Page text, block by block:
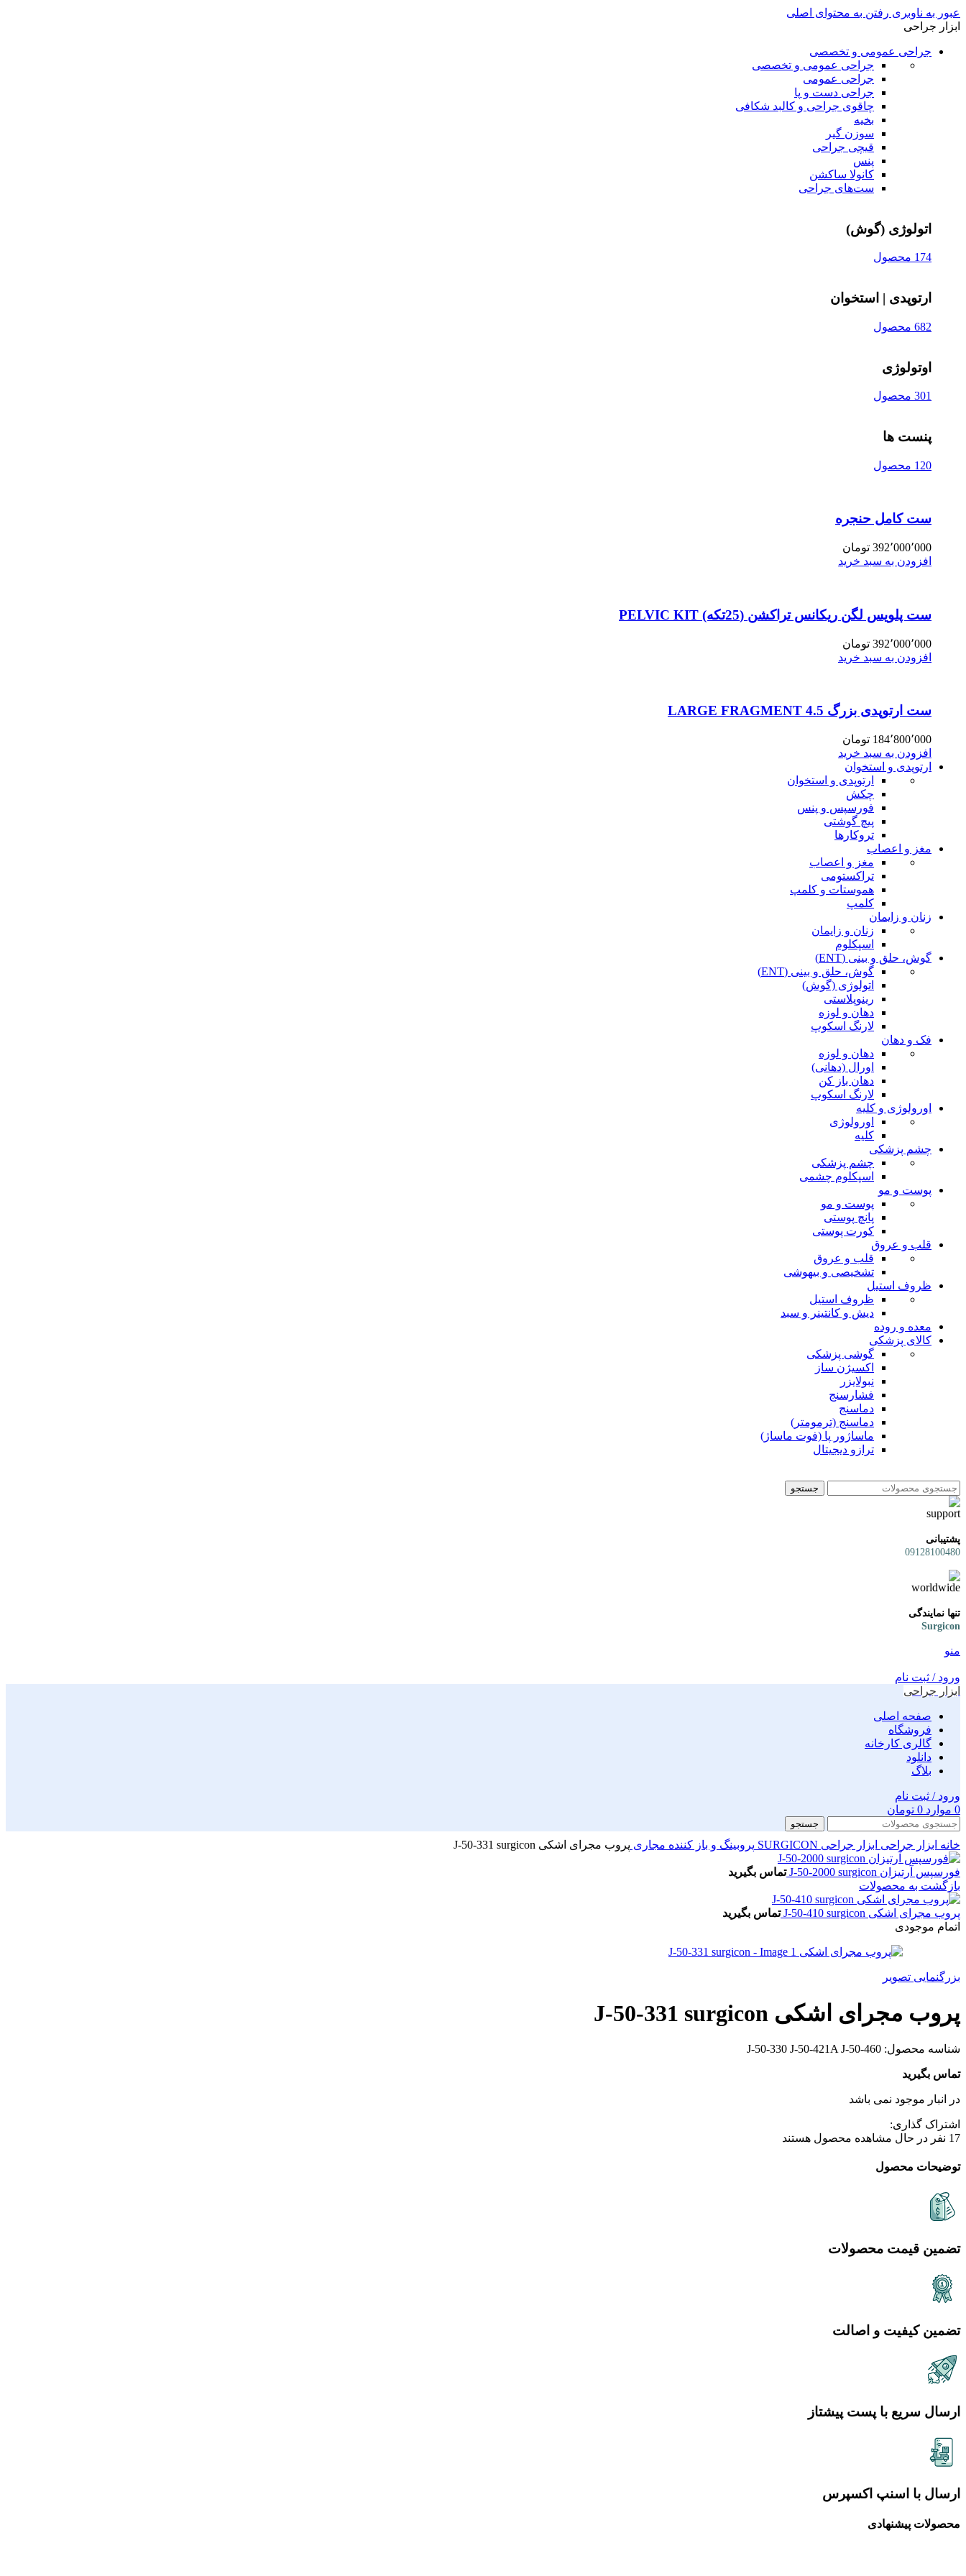
عبور به ناوبری رفتن به محتوای اصلی
ابزار جراحی
جراحی عمومی و تخصصی
جراحی عمومی و تخصصی
جراحی عمومی
جراحی دست و پا
چاقوی جراحی و کالبد شکافی
بخیه
سوزن‌ گیر
قیچی‌ جراحی
پنس
کانولا ساکشن
ست‌های جراحی
اتولوژی (گوش)
174 محصول
ارتوپدی | استخوان
682 محصول
اوتولوژی
301 محصول
پنست ها
120 محصول
ست کامل حنجره
392٬000٬000 تومان
افزودن به سبد خرید
ست پلویس لگن ریکانس تراکشن (25تکه) PELVIC KIT
392٬000٬000 تومان
افزودن به سبد خرید
ست ارتوپدی بزرگ 4.5 LARGE FRAGMENT
184٬800٬000 تومان
افزودن به سبد خرید
ارتوپدی و استخوان
ارتوپدی و استخوان
چکش
فورسپس و پنس
پیچ گوشتی
تروکارها
مغز و اعصاب
مغز و اعصاب
تراکستومی
هموستات و کلمپ
کلمپ
زنان و زایمان
زنان و زایمان
اسپکلوم
گوش، حلق و بینی (ENT)
گوش، حلق و بینی (ENT)
اتولوژی (گوش)
رینوپلاستی
دهان و لوزه
لارنگ اسکوپ
فک و دهان
دهان و لوزه
اورال (دهانی)
دهان باز کن
لارنگ اسکوپ
اورولوژی و کلیه
اورولوژی
کلیه
چشم پزشکی
چشم پزشکی
اسپکلوم چشمی
پوست و مو
پوست و مو
پانچ پوستی
کورت پوستی
قلب و عروق
قلب و عروق
تشخیصی و بیهوشی
ظروف استیل
ظروف استیل
دیش و کانتینر و سبد
معده و روده
کالای پزشکی
گوشی پزشکی
اکسیژن ساز
نبولایزر
فشارسنج
دماسنج
دماسنج (ترمومتر)
ماساژور پا (فوت ماساژ)
ترازو دیجیتال
جستجو
پشتیبانی
09128100480
تنها نمایندگی
Surgicon
منو
ورود / ثبت نام
ابزار جراحی
صفحه اصلی
فروشگاه
گالری کارخانه
دانلود
بلاگ
ورود / ثبت نام
0 موارد 0 تومان
جستجو
خانه ابزار جراحی ابزار جراحی SURGICON پروبینگ و باز کننده مجاری پروب مجرای اشکی J-50-331 surgicon
فورسپس آرتیزان J-50-2000 surgicon
تماس بگیرید
بازگشت به محصولات
پروب مجرای اشکی J-50-410 surgicon
تماس بگیرید
اتمام موجودی
بزرگنمایی تصویر
پروب مجرای اشکی J-50-331 surgicon
شناسه محصول: J-50-330 J-50-421A J-50-460
تماس بگیرید
در انبار موجود نمی باشد
اشتراک گذاری:
17 نفر در حال مشاهده محصول هستند
توضیحات محصول
تضمین قیمت محصولات
تضمین کیفیت و اصالت
ارسال سریع با پست پیشتاز
ارسال با اسنپ اکسپرس
محصولات پیشنهادی